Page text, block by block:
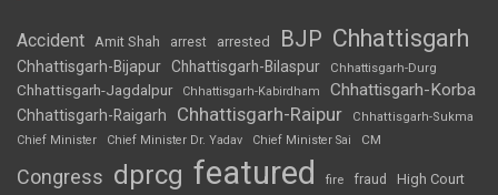
Accident Amit Shah arrest arrested BJP Chhattisgarh
Chhattisgarh-Bijapur Chhattisgarh-Bilaspur Chhattisgarh-Durg
Chhattisgarh-Jagdalpur Chhattisgarh-Kabirdham Chhattisgarh-Korba
Chhattisgarh-Raigarh Chhattisgarh-Raipur
Chhattisgarh-Sukma
Chief Minister
Chief Minister Dr. Yadav Chief Minister Sai CM
Congress dprcg featured fire fraud High Court